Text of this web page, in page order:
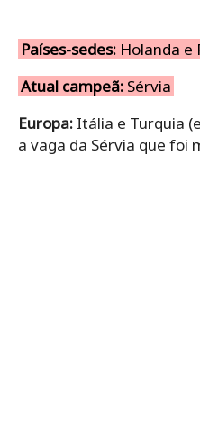
Países-sedes: Holanda e
Atual campeã: Sérvia
Europa: Itália e Turquia
a vaga da Sérvia que foi